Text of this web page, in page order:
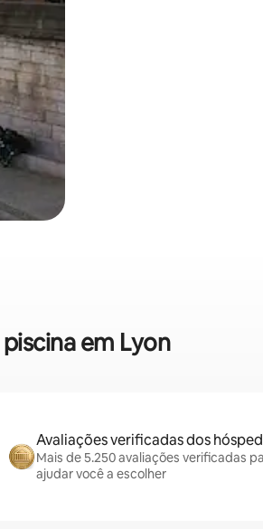
em Lyon
Avaliações verificadas dos
Mais de 5.250 avaliações verificadas
ajudar você a escolher